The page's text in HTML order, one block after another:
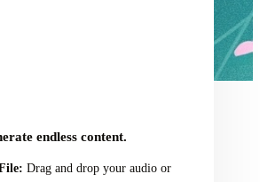
endless content.
Drag and drop your audio or